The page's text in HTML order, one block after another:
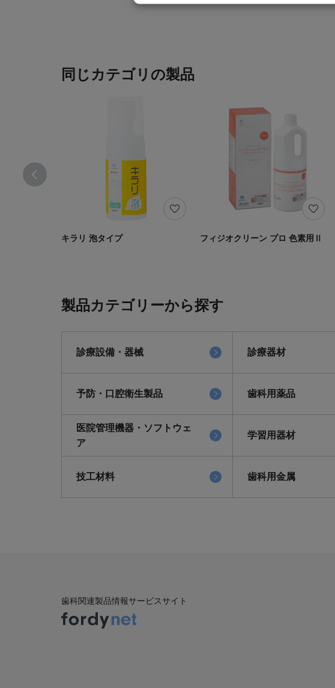
同じカテゴリの製品
キラリ 泡タイプ フィジオクリーン プロ 色素用Ⅱ
製品カテゴリーから探す
診療設備・器械 診療器材
予防・口腔衛生製品 歯科用薬品
医院管理機器・ソフトウェ
ア
学習用器材
技工材料 歯科用金属
歯科関連製品情報サービスサイト